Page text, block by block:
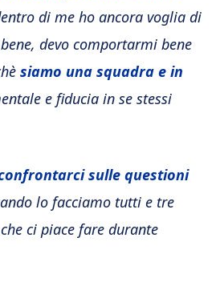
di me ho ancora voglia di
devo comportarmi bene
siamo una squadra e in
e fiducia in se stessi
sulle questioni
lo facciamo tutti e tre
ci piace fare durante